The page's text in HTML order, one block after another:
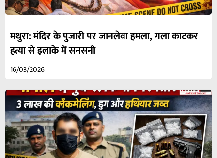
मथुरा: मंदिर के पुजारी पर जानलेवा हमला, गला काटकर
हत्या से इलाके में सनसनी
16/03/2026